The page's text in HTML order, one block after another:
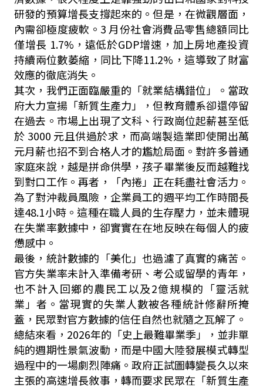
研發的預算增長支撐起來的。但是，在微觀層面，
內需卻極度疲軟。3 月份社會消費品零售總額同比
僅增長 1.7%，遠低於GDP增速，加上房地產投資
持續兩位數萎縮，同比下降11.2%，這導致了財富
效應的徹底消失。
其次，我們正面臨嚴重的「就業結構錯位」。當政
府大力宣揚「新質生產力」，但教育體系卻還停留
在過去。市場上出現了文科、行政崗位起薪甚至低
於 3000 元且供過於求，而高端製造業即使開出萬
元月薪也招不到合格人才的尷尬局面。對許多普通
家庭來說，越是拼命供學，孩子畢業後反而越難找
到對口工作。再者，「內捲」正在耗盡社會活力。
為了對沖裁員風險，企業員工的週平均工作時間長
達48.1小時。這種在職人員的生存壓力，並未體現
在失業率數據中，卻實實在在地反映在每個人的疲
憊感中。
最後，統計數據的「美化」也過濾了真實的痛苦。
官方失業率未計入準備考研、考公或留學的青年，
也不計入回鄉的農民工以及2億規模的「靈活就
業」者。當現實的失業人數被各種統計修辭所掩
蓋，民眾對官方數據的信任自然也就隨之瓦解了。
總結來看，2026年的「史上最難畢業季」，並非單
純的週期性景氣波動，而是中國大陸發展模式轉型
過程中的一場劇烈陣痛。政府正試圖轉變長久以來
主張的高速增長敘事，轉而要求民眾在「新質生產